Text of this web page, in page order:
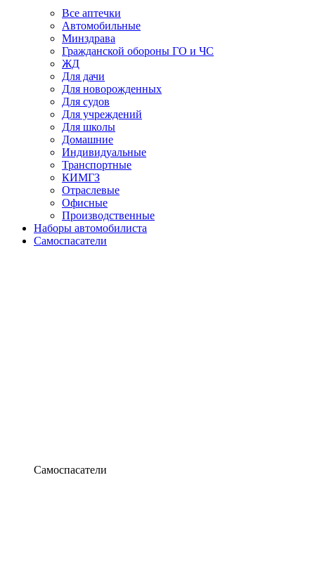
Все аптечки
Автомобильные
Минздрава
Гражданской обороны ГО и ЧС
ЖД
Для дачи
Для новорожденных
Для судов
Для учреждений
Для школы
Домашние
Индивидуальные
Транспортные
КИМГЗ
Отраслевые
Офисные
Производственные
Наборы автомобилиста
Самоспасатели
Самоспасатели